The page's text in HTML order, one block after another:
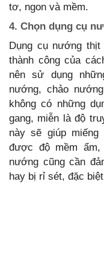
tơ, ngon và mềm.
4. Chọn dụng cụ
Dụng cụ nướng
thành công của
nên sử dụng
nướng, chảo
không có những
gang, miễn là độ
này sẽ giúp
được độ mềm
nướng cũng cần
hay bị rỉ sét, đặc